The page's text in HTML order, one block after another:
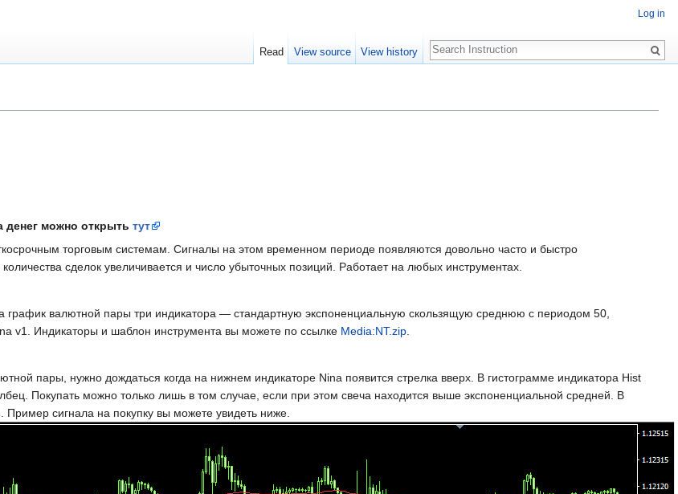
денег можно открыть тут
торговым системам. Сигналы на этом временном периоде появляются довольно часто и быстро
сделок увеличивается и число убыточных позиций. Работает на любых инструментах.
график валютной пары три индикатора — стандартную экспоненциальную скользящую среднюю с периодом 50,
v1. Индикаторы и шаблон инструмента вы можете по ссылке Media:NT.zip.
пары, нужно дождаться когда на нижнем индикаторе Nina появится стрелка вверх. В гистограмме индикатора Hist
Покупать можно только лишь в том случае, если при этом свеча находится выше экспоненциальной средней. В
Пример сигнала на покупку вы можете увидеть ниже.
Log in
Read View source View history
Search